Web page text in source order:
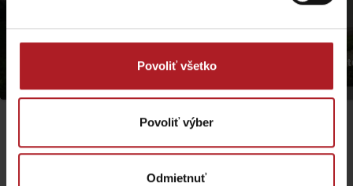
Povoliť všetko
Povoliť výber
Odmietnuť
Audio sprievodca